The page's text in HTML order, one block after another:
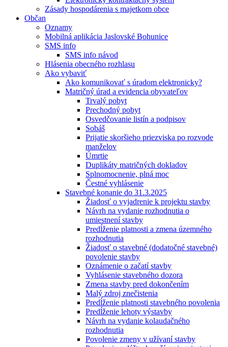
Zásady hospodárenia s majetkom obce
Občan
Oznamy
Mobilná aplikácia Jaslovské Bohunice
SMS info
SMS info návod
Hlásenia obecného rozhlasu
Ako vybaviť
Ako komunikovať s úradom elektronicky?
Matričný úrad a evidencia obyvateľov
Trvalý pobyt
Prechodný pobyt
Osvedčovanie listín a podpisov
Sobáš
Prijatie skoršieho priezviska po rozvode
manželov
Úmrtie
Duplikáty matričných dokladov
Splnomocnenie, plná moc
Čestné vyhlásenie
Stavebné konanie do 31.3.2025
Žiadosť o vyjadrenie k projektu stavby
Návrh na vydanie rozhodnutia o
umiestnení stavby
Predĺženie platnosti a zmena územného
rozhodnutia
Žiadosť o stavebné (dodatočné stavebné)
povolenie stavby
Oznámenie o začatí stavby
Vyhlásenie stavebného dozora
Zmena stavby pred dokončením
Malý zdroj znečistenia
Predĺženie platnosti stavebného povolenia
Predĺženie lehoty výstavby
Návrh na vydanie kolaudačného
rozhodnutia
Povolenie zmeny v užívaní stavby